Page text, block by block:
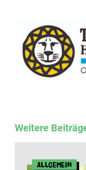
Weitere
Allgemein